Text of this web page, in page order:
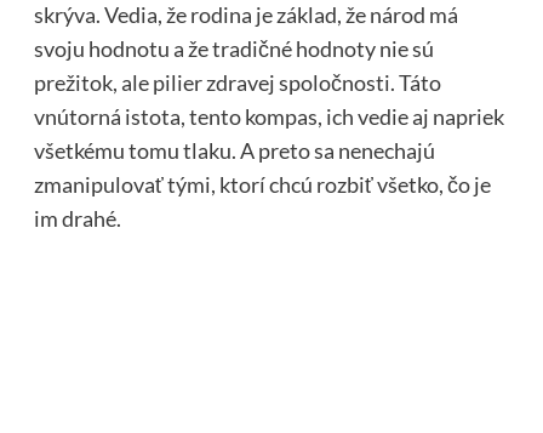
skrýva. Vedia, že rodina je základ, že národ má
svoju hodnotu a že tradičné hodnoty nie sú
prežitok, ale pilier zdravej spoločnosti. Táto
vnútorná istota, tento kompas, ich vedie aj napriek
všetkému tomu tlaku. A preto sa nenechajú
zmanipulovať tými, ktorí chcú rozbiť všetko, čo je
im drahé.